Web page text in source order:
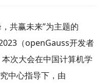
共赢未来”为主题的
（openGauss开发者
次大会在中国计算机学
中心指导下，由